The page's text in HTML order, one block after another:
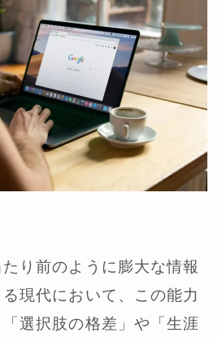
り前のように膨大な情報
現代において、この能力
選択肢の格差」や「生涯